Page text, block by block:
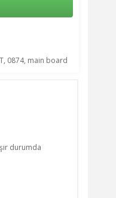
, 0874, main board
durumda